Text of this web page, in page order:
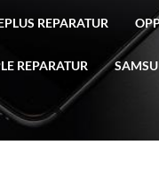
REPARATUR
REPARATUR